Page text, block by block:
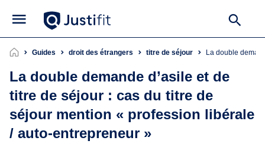
Guides droit des étrangers titre de séjour La double
La double demande d’asile et de
titre de séjour : cas du titre de
séjour mention « profession libérale
/ auto-entrepreneur »